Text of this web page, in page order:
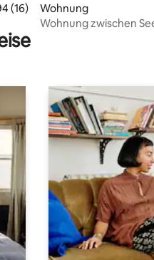
Bewertung: 4,94
(16)
Wohnung
Wohnung zwischen